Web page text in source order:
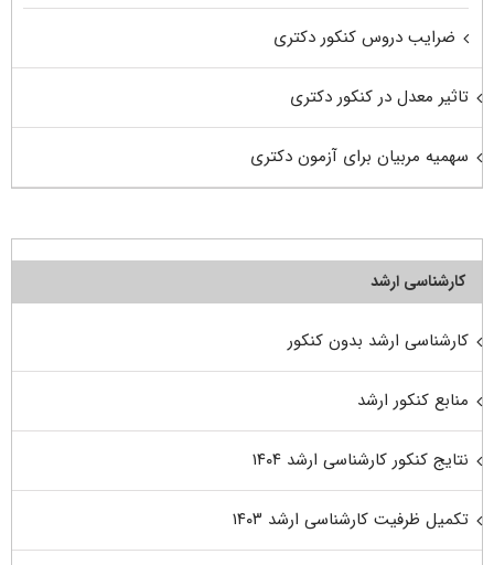
ضرایب دروس کنکور دکتری
تاثیر معدل در کنکور دکتری
سهمیه مربیان برای آزمون دکتری
کارشناسی ارشد
کارشناسی ارشد بدون کنکور
منابع کنکور ارشد
نتایج کنکور کارشناسی ارشد ۱۴۰۴
تکمیل ظرفیت کارشناسی ارشد ۱۴۰۳